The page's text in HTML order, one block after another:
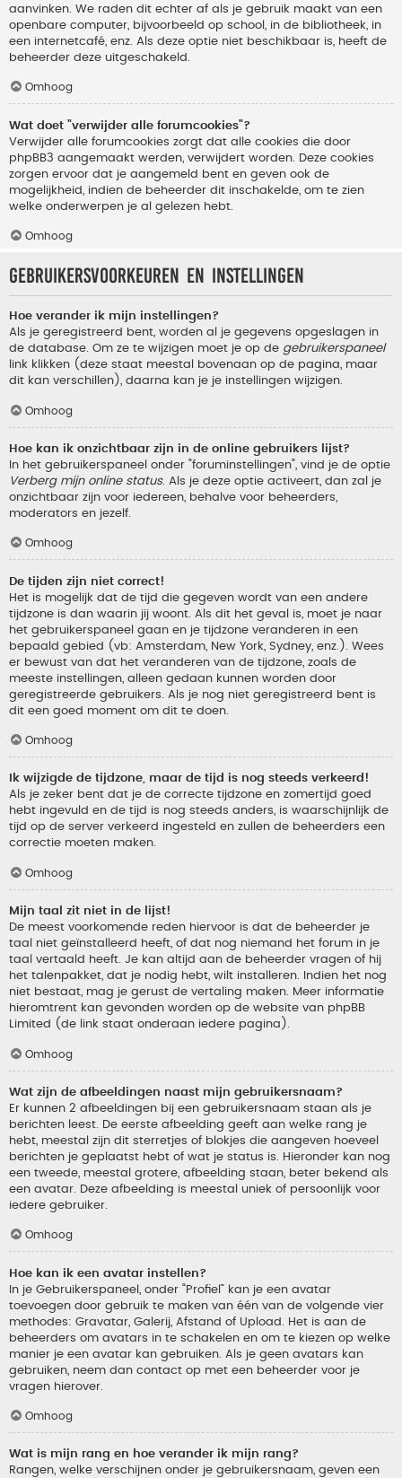
aanvinken. We raden dit echter af als je gebruik maakt van een
openbare computer, bijvoorbeeld op school, in de bibliotheek, in
een internetcafé, enz. Als deze optie niet beschikbaar is, heeft de
beheerder deze uitgeschakeld.
Omhoog
Wat doet "verwijder alle forumcookies"?
Verwijder alle forumcookies zorgt dat alle cookies die door
phpBB3 aangemaakt werden, verwijdert worden. Deze cookies
zorgen ervoor dat je aangemeld bent en geven ook de
mogelijkheid, indien de beheerder dit inschakelde, om te zien
welke onderwerpen je al gelezen hebt.
Omhoog
Gebruikersvoorkeuren en instellingen
Hoe verander ik mijn instellingen?
Als je geregistreerd bent, worden al je gegevens opgeslagen in
de database. Om ze te wijzigen moet je op de gebruikerspaneel
link klikken (deze staat meestal bovenaan op de pagina, maar
dit kan verschillen), daarna kan je je instellingen wijzigen.
Omhoog
Hoe kan ik onzichtbaar zijn in de online gebruikers lijst?
In het gebruikerspaneel onder "foruminstellingen", vind je de optie
Verberg mijn online status. Als je deze optie activeert, dan zal je
onzichtbaar zijn voor iedereen, behalve voor beheerders,
moderators en jezelf.
Omhoog
De tijden zijn niet correct!
Het is mogelijk dat de tijd die gegeven wordt van een andere
tijdzone is dan waarin jij woont. Als dit het geval is, moet je naar
het gebruikerspaneel gaan en je tijdzone veranderen in een
bepaald gebied (vb: Amsterdam, New York, Sydney, enz.). Wees
er bewust van dat het veranderen van de tijdzone, zoals de
meeste instellingen, alleen gedaan kunnen worden door
geregistreerde gebruikers. Als je nog niet geregistreerd bent is
dit een goed moment om dit te doen.
Omhoog
Ik wijzigde de tijdzone, maar de tijd is nog steeds verkeerd!
Als je zeker bent dat je de correcte tijdzone en zomertijd goed
hebt ingevuld en de tijd is nog steeds anders, is waarschijnlijk de
tijd op de server verkeerd ingesteld en zullen de beheerders een
correctie moeten maken.
Omhoog
Mijn taal zit niet in de lijst!
De meest voorkomende reden hiervoor is dat de beheerder je
taal niet geïnstalleerd heeft, of dat nog niemand het forum in je
taal vertaald heeft. Je kan altijd aan de beheerder vragen of hij
het talenpakket, dat je nodig hebt, wilt installeren. Indien het nog
niet bestaat, mag je gerust de vertaling maken. Meer informatie
hieromtrent kan gevonden worden op de website van phpBB
Limited (de link staat onderaan iedere pagina).
Omhoog
Wat zijn de afbeeldingen naast mijn gebruikersnaam?
Er kunnen 2 afbeeldingen bij een gebruikersnaam staan als je
berichten leest. De eerste afbeelding geeft aan welke rang je
hebt, meestal zijn dit sterretjes of blokjes die aangeven hoeveel
berichten je geplaatst hebt of wat je status is. Hieronder kan nog
een tweede, meestal grotere, afbeelding staan, beter bekend als
een avatar. Deze afbeelding is meestal uniek of persoonlijk voor
iedere gebruiker.
Omhoog
Hoe kan ik een avatar instellen?
In je Gebruikerspaneel, onder “Profiel” kan je een avatar
toevoegen door gebruik te maken van één van de volgende vier
methodes: Gravatar, Galerij, Afstand of Upload. Het is aan de
beheerders om avatars in te schakelen en om te kiezen op welke
manier je een avatar kan gebruiken. Als je geen avatars kan
gebruiken, neem dan contact op met een beheerder voor je
vragen hierover.
Omhoog
Wat is mijn rang en hoe verander ik mijn rang?
Rangen, welke verschijnen onder je gebruikersnaam, geven een